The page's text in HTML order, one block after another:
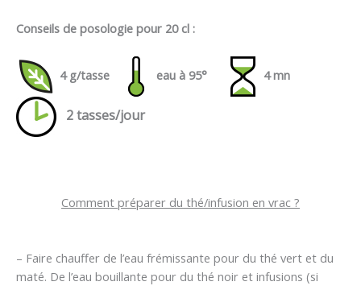
Conseils de posologie pour 20 cl :
4 g/tasse eau à 95° 4 mn
2 tasses/jour
Comment préparer du thé/infusion en vrac ?
– Faire chauffer de l’eau frémissante pour du thé vert et du
maté. De l’eau bouillante pour du thé noir et infusions (si